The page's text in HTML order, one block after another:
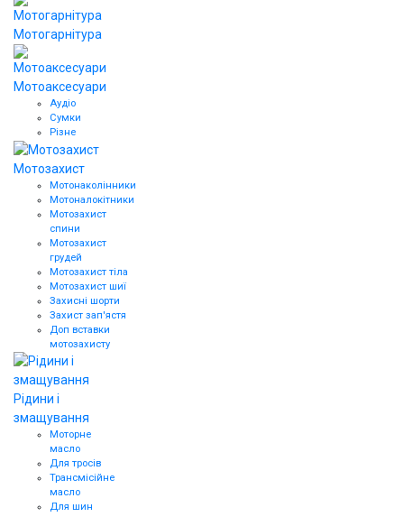
Мотогарнітура
Мотоаксесуари
Аудіо
Сумки
Різне
Мотозахист
Мотонаколінники
Мотоналокітники
Мотозахист
спини
Мотозахист
грудей
Мотозахист тіла
Мотозахист шиї
Захисні шорти
Захист зап'ястя
Доп вставки
мотозахисту
Рідини і
змащування
Моторне
масло
Для тросів
Трансмісійне
масло
Для шин